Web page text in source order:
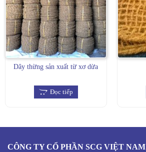
Dây thừng sản xuất từ xơ dừa
Đọc tiếp
CÔNG TY CỔ PHẦN SCG VIỆT NAM